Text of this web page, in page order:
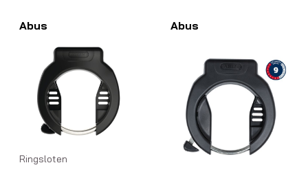
Abus
Ringsloten
Abus